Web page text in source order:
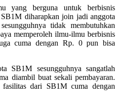
yang berguna untuk berbisnis
diharapkan join jadi anggota
tidak membutuhkan
memperoleh ilmu-ilmu berbisnis
cuma dengan Rp. 0 pun bisa
SB1M sesungguhnya sangatlah
diambil buat sekali pembayaran.
dari SB1M cuma dengan